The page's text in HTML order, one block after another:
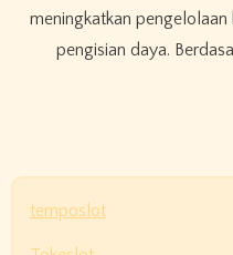
meningkatkan
pengisian daya.
temposlot